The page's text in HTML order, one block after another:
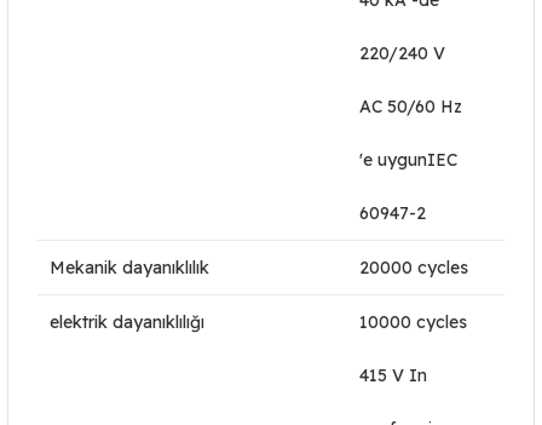
220/240 V
AC 50/60 Hz
'e uygunIEC
60947-2
Mekanik dayanıklılık 20000 cycles
elektrik dayanıklılığı 10000 cycles
415 V In